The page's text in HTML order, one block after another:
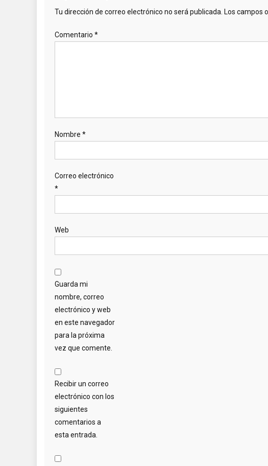
Tu dirección de correo electrónico no será publicada. Los campos
Comentario *
Nombre *
Correo electrónico
*
Web
Guarda mi
nombre, correo
electrónico y web
en este navegador
para la próxima
vez que comente.
Recibir un correo
electrónico con los
siguientes
comentarios a
esta entrada.